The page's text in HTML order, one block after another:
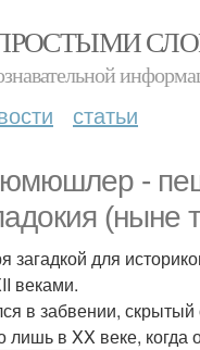
статьи
-
(ныне
для
веками.
в забвении,
в XX веке, когда